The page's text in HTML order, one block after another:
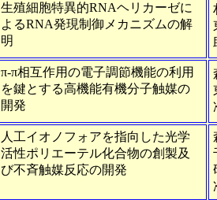
生殖細胞特異的RNAヘリカーゼに
よるRNA発現制御メカニズムの解
明
π-π相互作用の電子調節機能の利用
を鍵とする高機能有機分子触媒の
開発
人工イオノフォアを指向した光学
活性ポリエーテル化合物の創製及
び不斉触媒反応の開発